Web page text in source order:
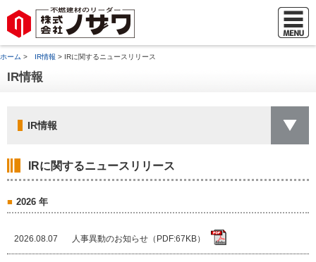
ホーム > IR情報 > IRに関するニュースリリース
IR情報
IR情報
IRに関するニュースリリース
2026 年
2026.08.07 人事異動のお知らせ（PDF:67KB）